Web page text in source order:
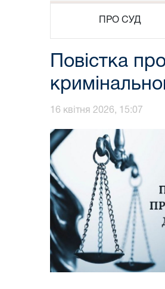
ПРО СУД
Повістка
16 квітня 2026, 15:07